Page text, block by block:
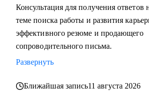
Мидл и топ руководители.
• CEO/Генеральный директор
• Операционный директор/
• Коммерческий директор/Директор по
• CFO/ Финансовый директор
• Директор по производству
Консультация для получения ответов
теме поиска работы и развития
эффективного резюме и продающего
сопроводительного письма.
Развернуть
Ближайшая запись11 августа 2026